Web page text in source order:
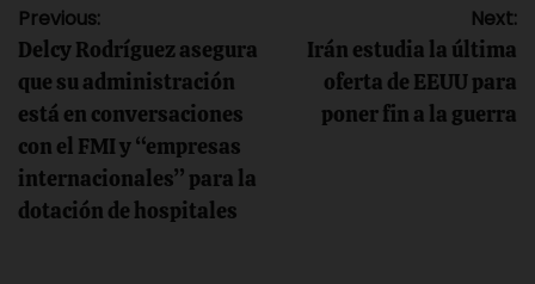
Navegación
de
entradas
Previous:
Delcy Rodríguez asegura
que su administración
está en conversaciones
con el FMI y “empresas
internacionales” para la
dotación de hospitales
Next:
Irán estudia la última
oferta de EEUU para
poner fin a la guerra